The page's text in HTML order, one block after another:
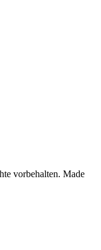
vorbehalten. Made